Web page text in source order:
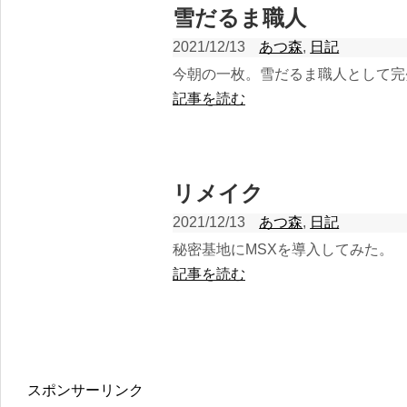
雪だるま職人
2021/12/13 あつ森, 日記
今朝の一枚。雪だるま職人として
記事を読む
リメイク
2021/12/13 あつ森, 日記
秘密基地にMSXを導入してみた。
記事を読む
スポンサーリンク